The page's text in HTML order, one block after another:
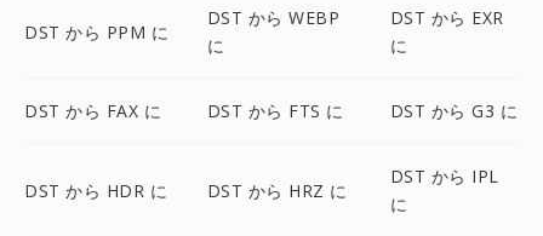
DST から PPM に
DST から WEBP
に
DST から EXR
に
DST から FAX に DST から FTS に DST から G3 に
DST から HDR に DST から HRZ に
DST から IPL
に